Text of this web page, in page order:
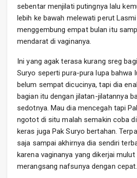
sebentar menjilati putingnya lalu
lebih ke bawah melewati perut
menggembung empat bulan itu
mendarat di vaginanya.
Ini yang agak terasa kurang sreg
Suryo seperti pura-pura lupa bahwa
belum sempat dicucinya, tapi dia
bagian itu dengan jilatan-jilatannya
sedotnya. Mau dia mencegah tapi
ngotot di situ malah semakin coba
keras juga Pak Suryo bertahan.
saja sampai akhirnya dia sendiri
karena vaginanya yang dikerjai
merangsang nafsunya dengan cepat.